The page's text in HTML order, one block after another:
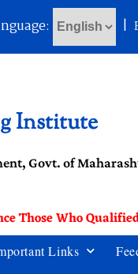
|
Institute
Govt. of
Those Who
Links